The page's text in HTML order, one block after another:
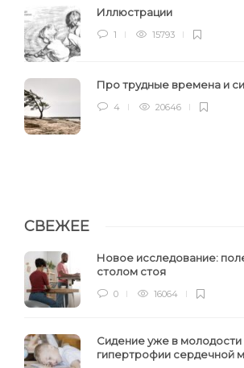
Иллюстрации
1 15793
Про трудные времена и
4 20646
СВЕЖЕЕ
Новое исследование:
столом стоя
0 16064
Сидение уже в
гипертрофии сердечной